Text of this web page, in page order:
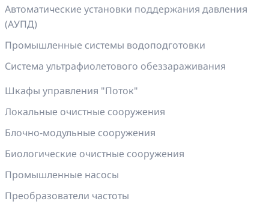
Автоматические установки поддержания давления
(АУПД)
Промышленные системы водоподготовки
Система ультрафиолетового обеззараживания
Шкафы управления "Поток"
Локальные очистные сооружения
Блочно-модульные сооружения
Биологические очистные сооружения
Промышленные насосы
Преобразователи частоты